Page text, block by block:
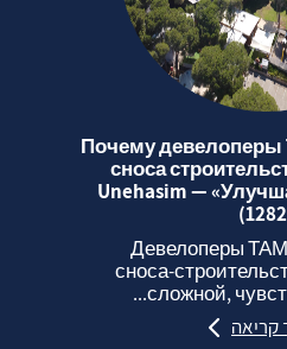
Почему девелоперы
сноса
Unehasim —
Девелоперы
сложной,